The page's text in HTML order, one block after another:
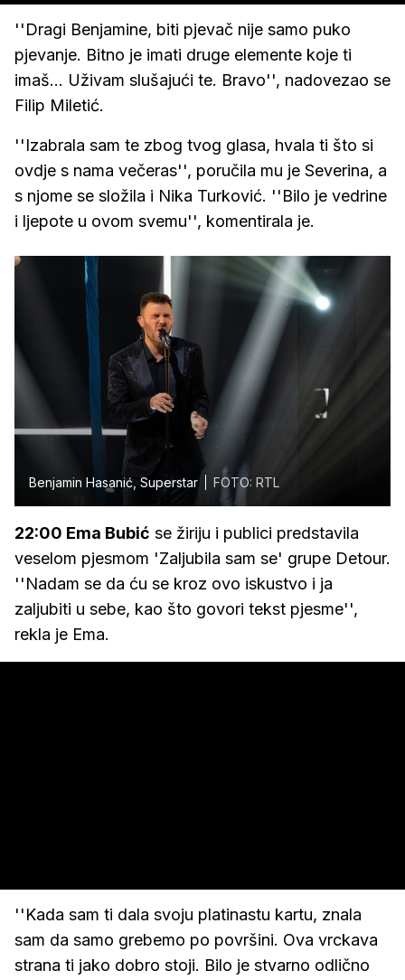
''Dragi Benjamine, biti pjevač nije samo puko
pjevanje. Bitno je imati druge elemente koje ti
imaš... Uživam slušajući te. Bravo'', nadovezao se
Filip Miletić.
''Izabrala sam te zbog tvog glasa, hvala ti što si
ovdje s nama večeras'', poručila mu je Severina, a
s njome se složila i Nika Turković. ''Bilo je vedrine
i ljepote u ovom svemu'', komentirala je.
Benjamin Hasanić, Superstar FOTO: RTL
22:00 Ema Bubić se žiriju i publici predstavila
veselom pjesmom 'Zaljubila sam se' grupe Detour.
''Nadam se da ću se kroz ovo iskustvo i ja
zaljubiti u sebe, kao što govori tekst pjesme'',
rekla je Ema.
''Kada sam ti dala svoju platinastu kartu, znala
sam da samo grebemo po površini. Ova vrckava
strana ti jako dobro stoji. Bilo je stvarno odlično